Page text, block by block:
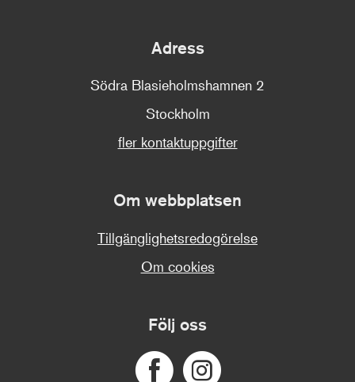
Adress
Södra Blasieholmshamnen 2
Stockholm
fler kontaktuppgifter
Om webbplatsen
Tillgänglighetsredogörelse
Om cookies
Följ oss